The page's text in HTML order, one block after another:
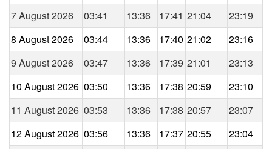
7 August 2026
03:41 13:36 17:41 21:04
23:19
8 August 2026
03:44 13:36 17:40 21:02
23:16
9 August 2026
03:47 13:36 17:39 21:01
23:13
10 August 2026 03:50 13:36 17:38 20:59
23:10
11 August 2026 03:53 13:36 17:38 20:57
23:07
12 August 2026 03:56 13:36 17:37 20:55
23:04